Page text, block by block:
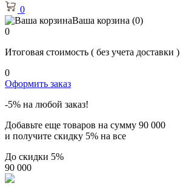
0
Ваша корзина (0)
0
Итоговая стоимость ( без учета доставки )
0
Оформить заказ
-5% на любой заказ!
Добавьте еще товаров на сумму 90 000
и получите скидку 5% на все
До скидки 5%
90 000